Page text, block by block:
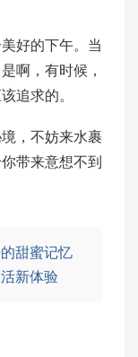
好的下午。当
啊，有时候，
追求的。
，不妨来水裹
带来意想不到
甜蜜记忆
新体验